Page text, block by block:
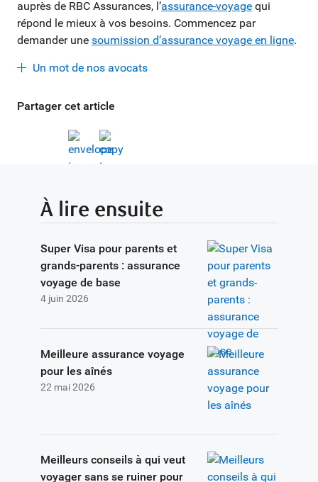
Partager cet article
auprès de RBC Assurances, l’assurance-voyage qui
répond le mieux à vos besoins. Commencez par
demander une soumission d’assurance voyage en ligne.
Un mot de nos avocats
À lire ensuite
4 juin 2026
Super Visa pour parents et
grands-parents : assurance
voyage de base
22 mai 2026
Meilleure assurance voyage
pour les aînés
Meilleurs conseils à qui veut
voyager sans se ruiner pour